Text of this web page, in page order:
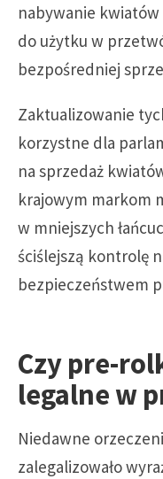
nabywanie
do użytku w
bezpośredniej
Zaktualizowanie
korzystne dla
na sprzedaż
krajowym markom
w mniejszych
ściślejszą kontrolę
bezpieczeństwem
Czy pre-
legalne w
Niedawne
zalegalizowało